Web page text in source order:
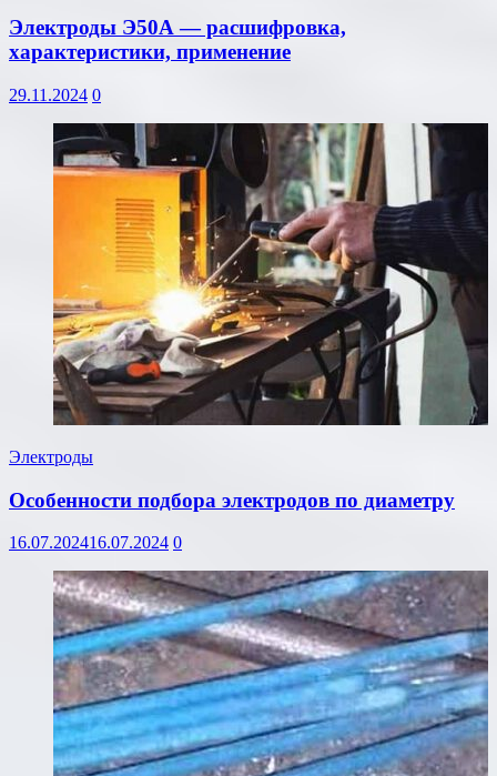
Электроды Э50А — расшифровка,
характеристики, применение
29.11.2024 0
Электроды
Особенности подбора электродов по диаметру
16.07.202416.07.2024 0